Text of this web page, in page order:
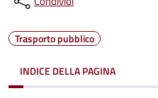
Trasporto pubblico
INDICE DELLA PAGINA